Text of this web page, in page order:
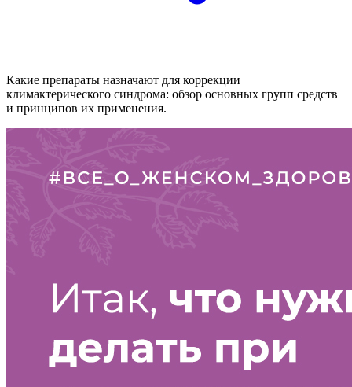
Какие препараты назначают для коррекции
климактерического синдрома: обзор основных групп средств
и принципов их применения.